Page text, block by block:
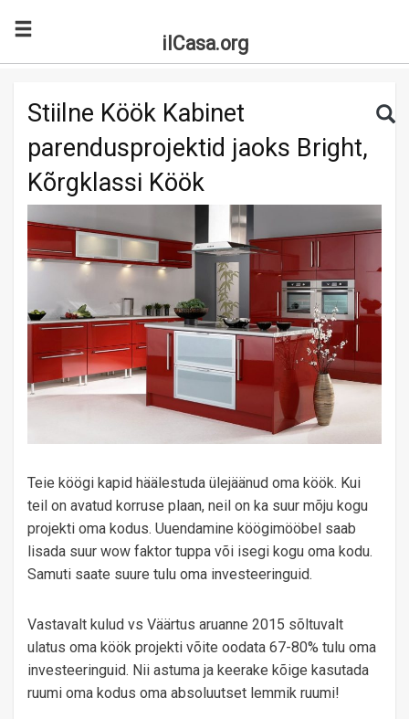
ilCasa.org
Search for:
Stiilne Köök Kabinet
parendusprojektid jaoks Bright,
Kõrgklassi Köök
Teie köögi kapid häälestuda ülejäänud oma köök. Kui
teil on avatud korruse plaan, neil on ka suur mõju kogu
projekti oma kodus. Uuendamine köögimööbel saab
lisada suur wow faktor tuppa või isegi kogu oma kodu.
Samuti saate suure tulu oma investeeringuid.
Vastavalt kulud vs Väärtus aruanne 2015 sõltuvalt
ulatus oma köök projekti võite oodata 67-80% tulu oma
investeeringuid. Nii astuma ja keerake kõige kasutada
ruumi oma kodus oma absoluutset lemmik ruumi!